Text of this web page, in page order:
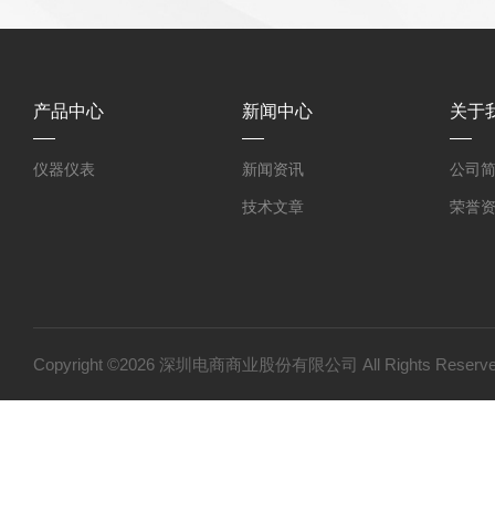
产品中心
仪器仪表
新闻中心
新闻资讯
技术文章
关于
公司
荣誉
Copyright ©2026 深圳电商商业股份有限公司 All Rights